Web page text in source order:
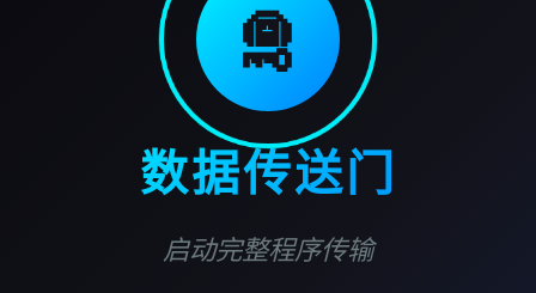
🛅
数据传送门
启动完整程序传输